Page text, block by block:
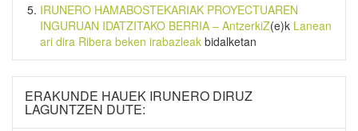
IRUNERO HAMABOSTEKARIAK PROYECTUAREN
INGURUAN IDATZITAKO BERRIA – AntzerkiZ(e)k Lanean
ari dira Ribera beken irabazleak bidalketan
ERAKUNDE HAUEK IRUNERO DIRUZ
LAGUNTZEN DUTE: